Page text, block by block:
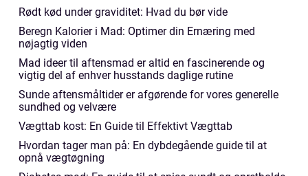
Rødt kød under graviditet: Hvad du bør vide
Beregn Kalorier i Mad: Optimer din Ernæring med
nøjagtig viden
Mad ideer til aftensmad er altid en fascinerende og
vigtig del af enhver husstands daglige rutine
Sunde aftensmåltider er afgørende for vores generelle
sundhed og velvære
Vægttab kost: En Guide til Effektivt Vægttab
Hvordan tager man på: En dybdegående guide til at
opnå vægtøgning